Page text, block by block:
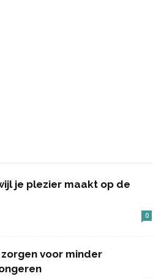
je plezier maakt op de
0
voor minder